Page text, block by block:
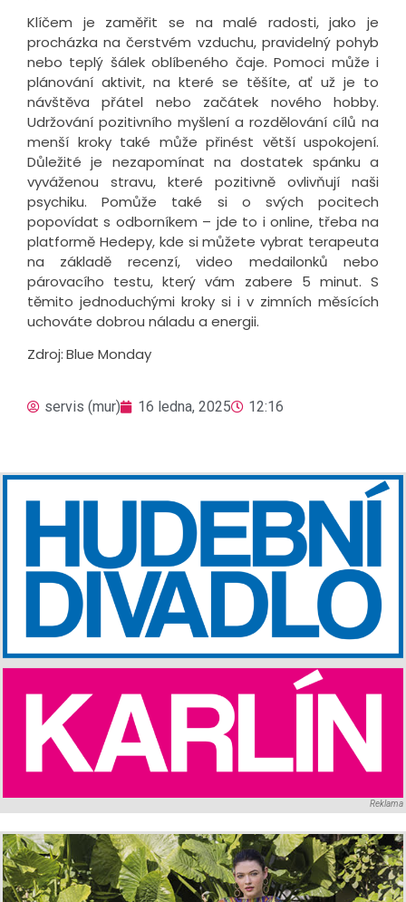
Klíčem je zaměřit se na malé radosti, jako je
procházka na čerstvém vzduchu, pravidelný pohyb
nebo teplý šálek oblíbeného čaje. Pomoci může i
plánování aktivit, na které se těšíte, ať už je to
návštěva přátel nebo začátek nového hobby.
Udržování pozitivního myšlení a rozdělování cílů na
menší kroky také může přinést větší uspokojení.
Důležité je nezapomínat na dostatek spánku a
vyváženou stravu, které pozitivně ovlivňují naši
psychiku. Pomůže také si o svých pocitech
popovídat s odborníkem – jde to i online, třeba na
platformě Hedepy, kde si můžete vybrat terapeuta
na základě recenzí, video medailonků nebo
párovacího testu, který vám zabere 5 minut. S
těmito jednoduchými kroky si i v zimních měsících
uchováte dobrou náladu a energii.
Zdroj:Blue Monday
servis (mur) 16 ledna, 2025 12:16
Reklama